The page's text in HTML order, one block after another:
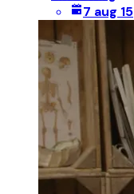
7 aug 15